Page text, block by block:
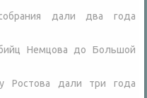
дали два года
Немцова до Большой
Ростова дали три года